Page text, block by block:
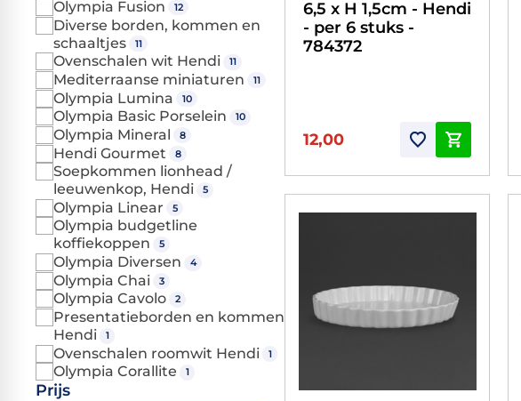
Olympia Fusion 12
Diverse borden, kommen en
schaaltjes
11
Ovenschalen wit Hendi 11
Mediterraanse miniaturen 11
Olympia Lumina 10
Olympia Basic Porselein 10
Olympia Mineral 8
Hendi Gourmet 8
Soepkommen lionhead /
leeuwenkop, Hendi
5
Olympia Linear 5
Olympia budgetline
koffiekoppen
5
Olympia Diversen 4
Olympia Chai 3
Olympia Cavolo 2
Presentatieborden en kommen
Hendi
1
Ovenschalen roomwit Hendi 1
Olympia Corallite 1
Prijs
6,5 x H 1,5cm - Hendi
- per 6 stuks -
784372
12,00